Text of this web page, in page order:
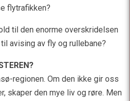
flytrafikken?
til den enorme overskridelsen
avising av fly og rullebane?
regionen. Om den ikke gir oss
skaper den mye liv og røre. Men